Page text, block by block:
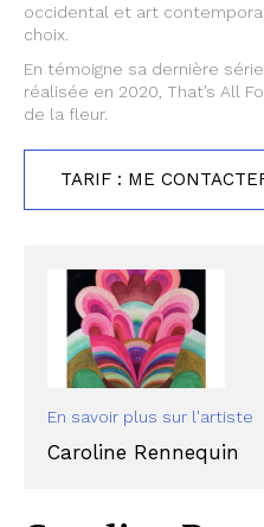
occidental et art
choix.
En témoigne sa dernière
réalisée en 2020, That’s All
de la fleur.
TARIF : ME
En savoir plus sur l'artiste
Caroline Rennequin